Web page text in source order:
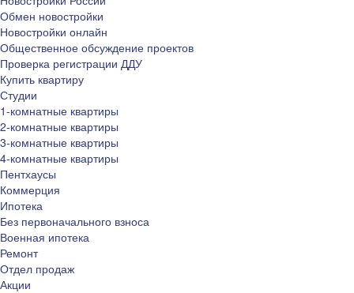
Обмен новостройки
Новостройки онлайн
Общественное обсуждение проектов
Проверка регистрации ДДУ
Купить квартиру
Студии
1-комнатные квартиры
2-комнатные квартиры
3-комнатные квартиры
4-комнатные квартиры
Пентхаусы
Коммерция
Ипотека
Без первоначального взноса
Военная ипотека
Ремонт
Отдел продаж
Акции